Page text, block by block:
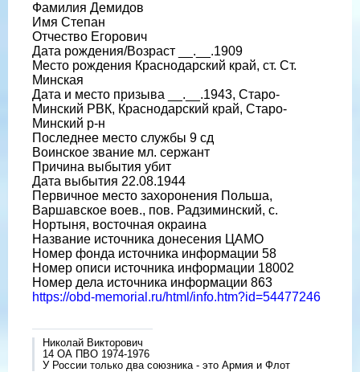
Фамилия Демидов
Имя Степан
Отчество Егорович
Дата рождения/Возраст __.__.1909
Место рождения Краснодарский край, ст. Ст.
Минская
Дата и место призыва __.__.1943, Старо-
Минский РВК, Краснодарский край, Старо-
Минский р-н
Последнее место службы 9 сд
Воинское звание мл. сержант
Причина выбытия убит
Дата выбытия 22.08.1944
Первичное место захоронения Польша,
Варшавское воев., пов. Радзиминский, с.
Нортыня, восточная окраина
Название источника донесения ЦАМО
Номер фонда источника информации 58
Номер описи источника информации 18002
Номер дела источника информации 863
https://obd-memorial.ru/html/info.htm?id=54477246
Николай Викторович
14 ОА ПВО 1974-1976
У России только два союзника - это Армия и Флот